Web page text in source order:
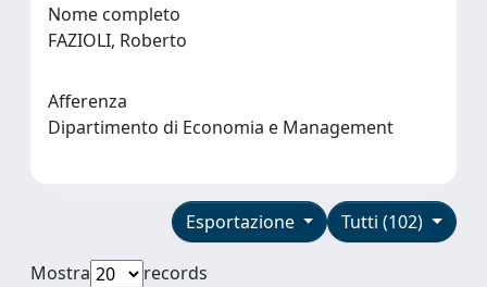
Nome completo
FAZIOLI, Roberto
Afferenza
Dipartimento di Economia e Management
Tutti (102)
Esportazione
Mostra
records